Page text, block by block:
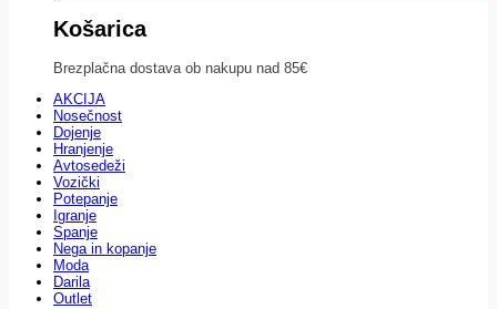
Košarica
Brezplačna dostava ob nakupu nad 85€
AKCIJA
Nosečnost
Dojenje
Hranjenje
Avtosedeži
Vozički
Potepanje
Igranje
Spanje
Nega in kopanje
Moda
Darila
Outlet